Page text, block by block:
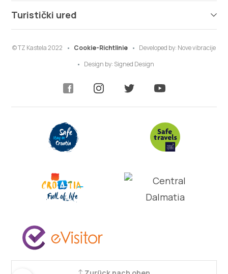
Turistički ured
© TZ Kastela 2022 Cookie-Richtlinie Developed by: Nove vibracije
Design by: Signed Design